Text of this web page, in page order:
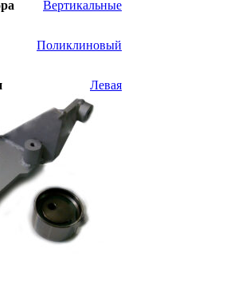
Вертикальные
Поликлиновый
Левая